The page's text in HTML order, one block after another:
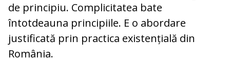
de principiu. Complicitatea bate
întotdeauna principiile. E o abordare
justificată prin practica existențială din
România.